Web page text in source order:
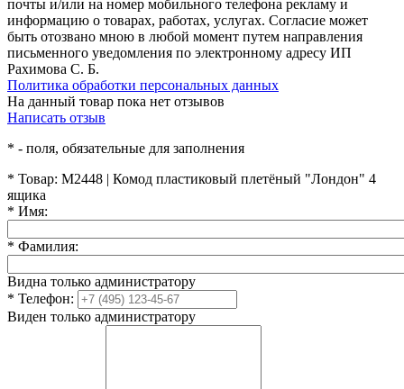
почты и/или на номер мобильного телефона рекламу и
информацию о товарах, работах, услугах. Согласие может
быть отозвано мною в любой момент путем направления
письменного уведомления по электронному адресу ИП
Рахимова С. Б.
Политика обработки персональных данных
На данный товар пока нет отзывов
Написать отзыв
* - поля, обязательные для заполнения
* Товар: М2448 | Комод пластиковый плетёный "Лондон" 4
ящика
* Имя:
* Фамилия:
Видна только администратору
* Телефон:
Виден только администратору